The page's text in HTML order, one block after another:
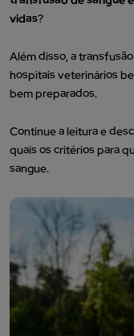
vidas?
Além disso, a
hospitais veterinários
bem preparados.
Continue a leitura e
quais os critérios para
sangue.